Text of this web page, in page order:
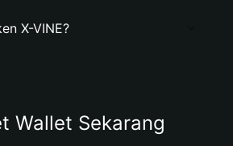
X-VINE?
Wallet Sekarang